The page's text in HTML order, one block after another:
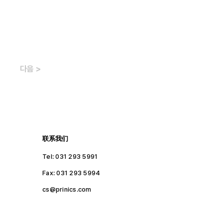
다음 >
联系我们
Tel: 031 293 5991
Fax: 031 293 5994​
cs@prinics.com